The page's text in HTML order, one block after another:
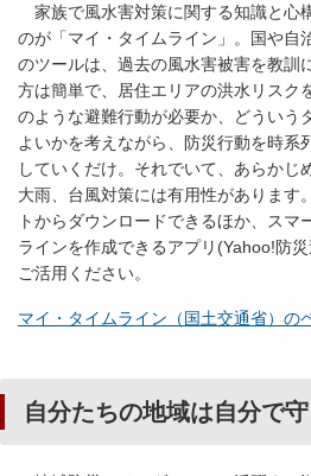
家族で風水害対策に関する知識と心
のが「マイ・タイムライン」。国や自
のツールは、過去の風水害被害を教訓
方は簡単で、居住エリアの洪水リスク
のような避難行動が必要か、どういう
よいかを考えながら、防災行動を時系
していくだけ。それでいて、あらかじ
大雨、台風対策には有用性があります
トからダウンロードできるほか、スマ
ラインを作成できるアプリ(Yahoo!防
ご活用ください。
マイ・タイムライン（国土交通省）の
自分たちの地域は自分で守